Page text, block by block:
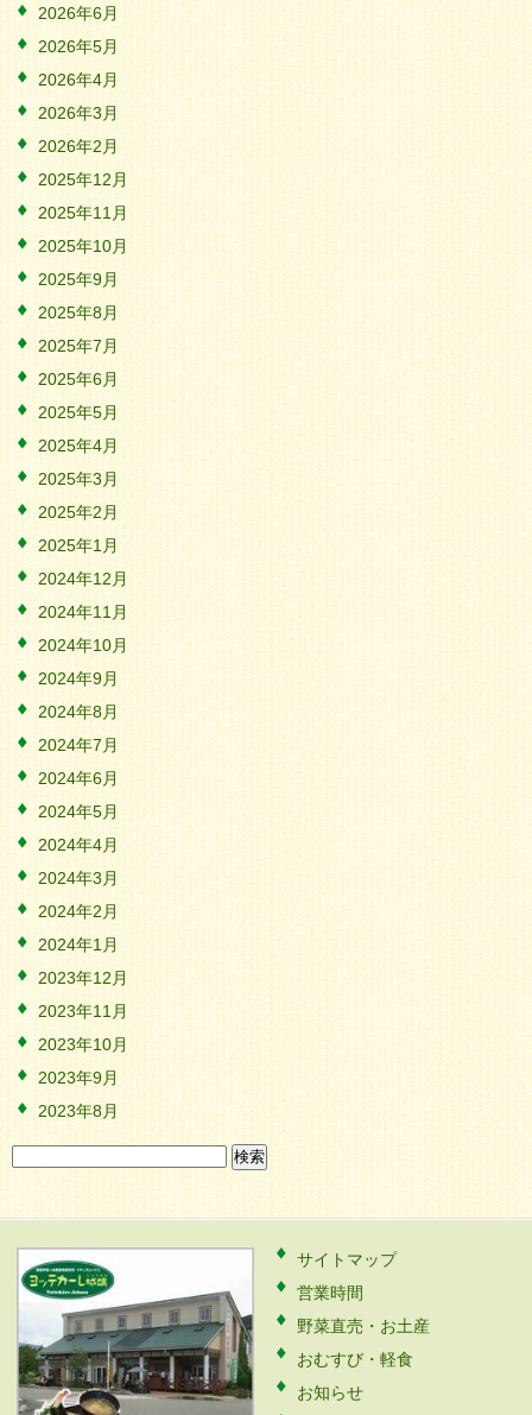
2026年6月
2026年5月
2026年4月
2026年3月
2026年2月
2025年12月
2025年11月
2025年10月
2025年9月
2025年8月
2025年7月
2025年6月
2025年5月
2025年4月
2025年3月
2025年2月
2025年1月
2024年12月
2024年11月
2024年10月
2024年9月
2024年8月
2024年7月
2024年6月
2024年5月
2024年4月
2024年3月
2024年2月
2024年1月
2023年12月
2023年11月
2023年10月
2023年9月
2023年8月
索:
サイトマップ
営業時間
野菜直売・お土産
おむすび・軽食
お知らせ